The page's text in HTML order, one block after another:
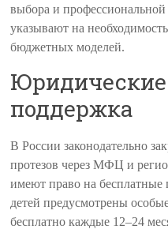
выбора и
указывают на
бюджетных моделей.
поддержка
В России законодательно
протезов через МФЦ и
имеют право на бесплатные
детей предусмотрены
бесплатно каждые 12–24